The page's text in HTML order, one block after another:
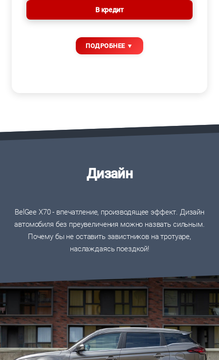
В кредит
Дизайн
BelGee X70 - впечатление, производящее эффект. Дизайн
автомобиля без преувеличения можно назвать сильным.
Почему бы не оставить завистников на тротуаре,
наслаждаясь поездкой!